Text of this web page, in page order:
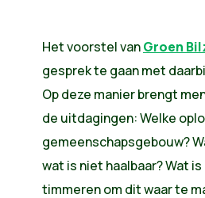
Het voorstel vanGroen
gesprek te gaan met
Op deze manier brengt
de uitdagingen: Welke
gemeenschapsgebouw?
wat is niet haalbaar? Wat
timmeren om dit waar te